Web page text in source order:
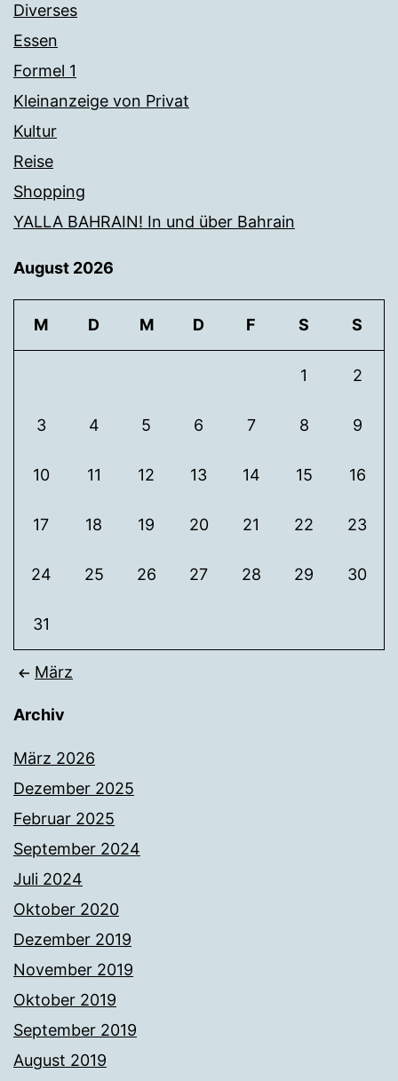
Diverses
Essen
Formel 1
Kleinanzeige von Privat
Kultur
Reise
Shopping
YALLA BAHRAIN! In und über Bahrain
August 2026
M D M D F S S
1 2
3 4 5 6 7 8 9
10 11 12 13 14 15 16
17 18 19 20 21 22 23
24 25 26 27 28 29 30
31
März
Archiv
März 2026
Dezember 2025
Februar 2025
September 2024
Juli 2024
Oktober 2020
Dezember 2019
November 2019
Oktober 2019
September 2019
August 2019